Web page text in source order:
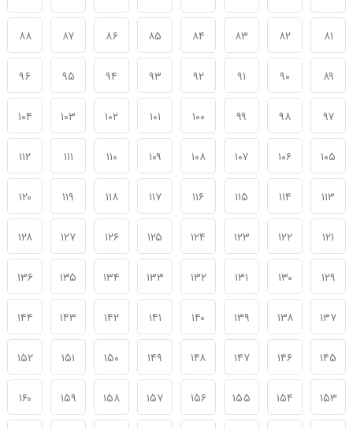
۸۱ ۸۲ ۸۳ ۸۴ ۸۵ ۸۶ ۸۷ ۸۸
۸۹ ۹۰ ۹۱ ۹۲ ۹۳ ۹۴ ۹۵ ۹۶
۹۷ ۹۸ ۹۹ ۱۰۰ ۱۰۱ ۱۰۲ ۱۰۳ ۱۰۴
۱۰۵ ۱۰۶ ۱۰۷ ۱۰۸ ۱۰۹ ۱۱۰ ۱۱۱ ۱۱۲
۱۱۳ ۱۱۴ ۱۱۵ ۱۱۶ ۱۱۷ ۱۱۸ ۱۱۹ ۱۲۰
۱۲۱ ۱۲۲ ۱۲۳ ۱۲۴ ۱۲۵ ۱۲۶ ۱۲۷ ۱۲۸
۱۲۹ ۱۳۰ ۱۳۱ ۱۳۲ ۱۳۳ ۱۳۴ ۱۳۵ ۱۳۶
۱۳۷ ۱۳۸ ۱۳۹ ۱۴۰ ۱۴۱ ۱۴۲ ۱۴۳ ۱۴۴
۱۴۵ ۱۴۶ ۱۴۷ ۱۴۸ ۱۴۹ ۱۵۰ ۱۵۱ ۱۵۲
۱۵۳ ۱۵۴ ۱۵۵ ۱۵۶ ۱۵۷ ۱۵۸ ۱۵۹ ۱۶۰